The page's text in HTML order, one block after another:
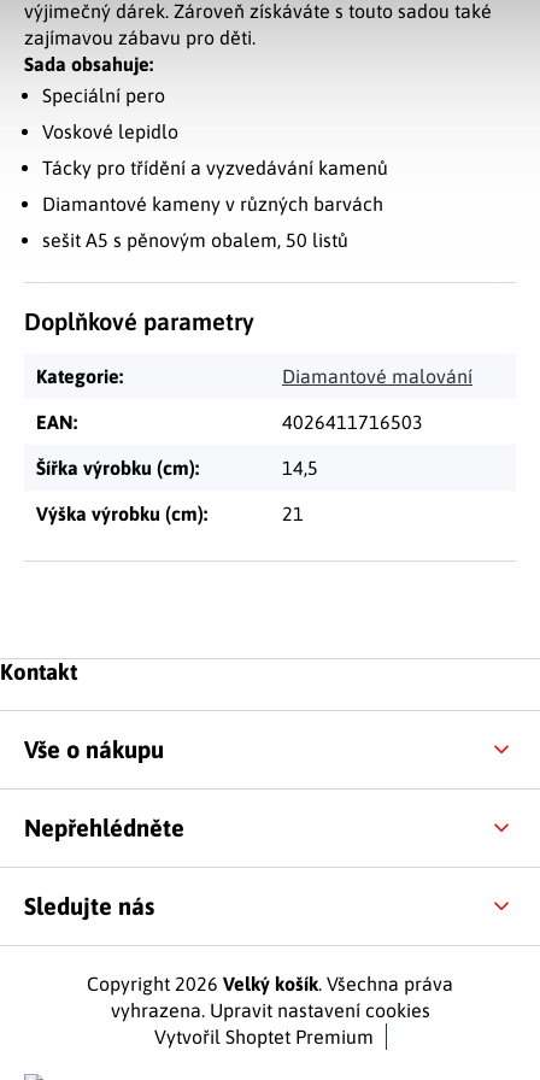
výjimečný dárek. Zároveň získáváte s touto sadou také
zajímavou zábavu pro děti.
Sada obsahuje:
Speciální pero
Voskové lepidlo
Tácky pro třídění a vyzvedávání kamenů
Diamantové kameny v různých barvách
sešit A5 s pěnovým obalem, 50 listů
Doplňkové parametry
Kategorie: Diamantové malování
EAN: 4026411716503
Šířka výrobku (cm): 14,5
Výška výrobku (cm): 21
Zápatí
Kontakt
Vše o nákupu
Nepřehlédněte
Sledujte nás
Vytvořil Shoptet Premium
Copyright 2026 Velký košík. Všechna práva
vyhrazena. Upravit nastavení cookies